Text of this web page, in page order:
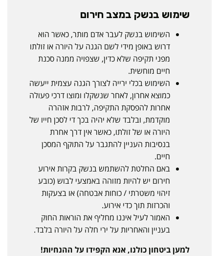
שימוש בנשק במצב חירום
השימוש בנשק לעבר אדם מותר, כאשר הוא
דרוש באופן מידי לשם הגנה על היורה או זולתו
מפני תקיפה שלא כדין, שצפויה ממנה סכנת
חיים מוחשית.
השימוש בכלי ירייה לצורך הגנה עצמית ייעשה
כמוצא אחרון, לאחר שנשקלו ומוצו דרכי פעולה
אחרות להפסקת התקיפה, לרבות אזהרה
מוקדמת, ובלבד שלא יהיה בכך די לסכן חייו של
היורה או של זולתו, כאשר אין דרך אחרת
בנסיבות העניין להתגבר על התוקף המסכן
חיים.
באם החלטת להשתמש בנשק בקרות אירוע
חירום יש להיות מזוהה באמצעי לבוש (כובע
זיהוי משטרתי / כוחות אבטחה) או בצעקות
והכרזות תוך כדי אירוע.
האמור לעיל איננו מחליף את הוראות החוק
בעניין והאחריות על ירי חלה על היורה בלבד.
למען ביטחון כולנו, אנא הקפידו על ההנחיות!